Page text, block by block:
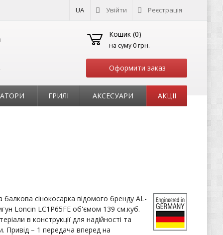
UA Увійти Реєстрація
Кошик (0)
на суму 0 грн.
Оформити заказ
ГРИЛІ АКСЕСУАРИ АКЦІІ
сінокосарка відомого бренду AL-
Loncin LC1P65FE об'ємом 139 см.куб.
в конструкції для надійності та
Привід – 1 передача вперед на